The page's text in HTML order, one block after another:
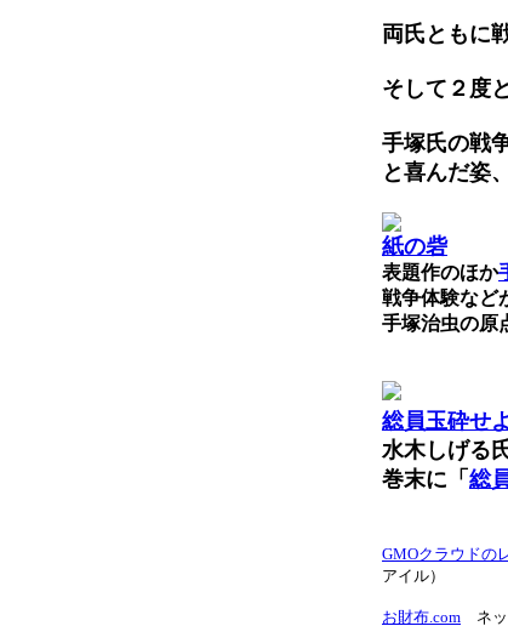
両氏ともに
そして２度
手塚氏の戦
と喜んだ姿
紙の砦
表題作のほか
戦争体験など
手塚治虫の原
総員玉砕せ
水木しげる
巻末に「 総
GMOクラウドの
アイル）
お財布.com ネッ